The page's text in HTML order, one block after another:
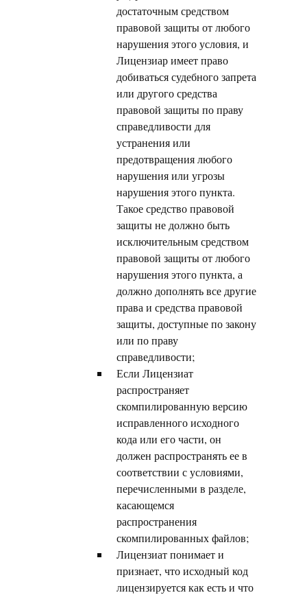
достаточным средством
правовой защиты от любого
нарушения этого условия, и
Лицензиар имеет право
добиваться судебного запрета
или другого средства
правовой защиты по праву
справедливости для
устранения или
предотвращения любого
нарушения или угрозы
нарушения этого пункта.
Такое средство правовой
защиты не должно быть
исключительным средством
правовой защиты от любого
нарушения этого пункта, а
должно дополнять все другие
права и средства правовой
защиты, доступные по закону
или по праву
справедливости;
Если Лицензиат
распространяет
скомпилированную версию
исправленного исходного
кода или его части, он
должен распространять ее в
соответствии с условиями,
перечисленными в разделе,
касающемся
распространения
скомпилированных файлов;
Лицензиат понимает и
признает, что исходный код
лицензируется как есть и что